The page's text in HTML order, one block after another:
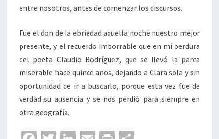
entre nosotros, antes de comenzar los discursos.
Fue el don de la ebriedad aquella noche nuestro mejor
presente, y el recuerdo imborrable que en mí perdura
del poeta Claudio Rodríguez, que se llevó la parca
miserable hace quince años, dejando a Clara sola y sin
oportunidad de ir a buscarlo, porque esta vez fue de
verdad su ausencia y se nos perdió para siempre en
otra geografía.